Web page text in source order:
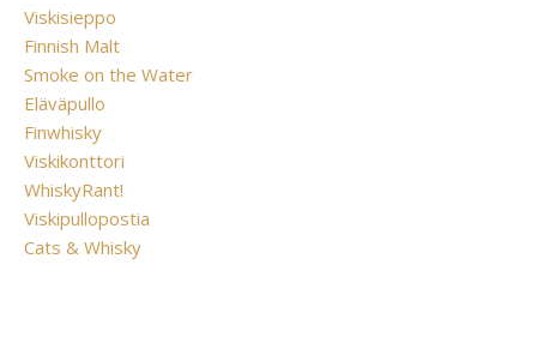
Viskisieppo
Finnish Malt
Smoke on the Water
Eläväpullo
Finwhisky
Viskikonttori
WhiskyRant!
Viskipullopostia
Cats & Whisky